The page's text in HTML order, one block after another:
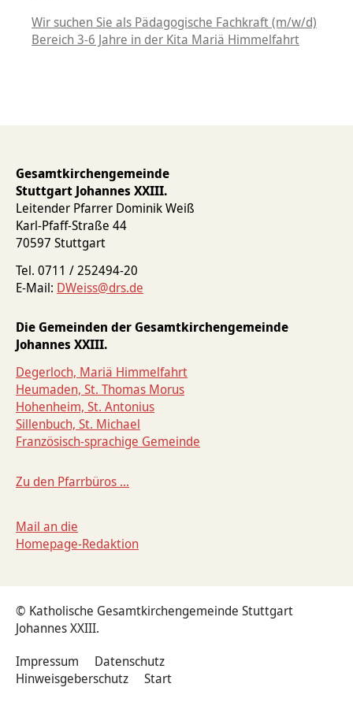
Wir suchen Sie als Pädagogische Fachkraft (m/w/d)
Bereich 3-6 Jahre in der Kita Mariä Himmelfahrt
Gesamtkirchengemeinde
Stuttgart Johannes XXIII.
Leitender Pfarrer Dominik Weiß
Karl-Pfaff-Straße 44
70597 Stuttgart
Tel. 0711 / 252494-20
E-Mail: DWeiss@drs.de
Die Gemeinden der Gesamtkirchengemeinde
Johannes XXIII.
Degerloch, Mariä Himmelfahrt
Heumaden, St. Thomas Morus
Hohenheim, St. Antonius
Sillenbuch, St. Michael
Französisch-sprachige Gemeinde
Zu den Pfarrbüros ...
Mail an die
Homepage-Redaktion
© Katholische Gesamtkirchengemeinde Stuttgart
Johannes XXIII.
Impressum
Datenschutz
Hinweisgeberschutz
Start
Tod & Trauer
Sternsinger